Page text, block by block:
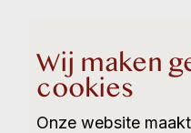
Wij maken
cookies
Onze website